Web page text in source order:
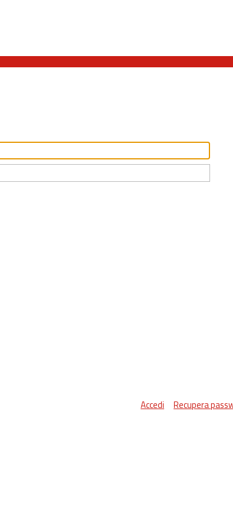
Accedi Recupera